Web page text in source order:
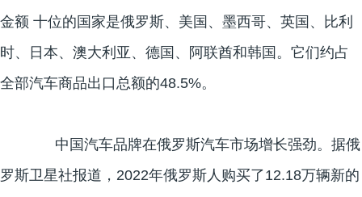
金额 十位的国家是俄罗斯、美国、墨西哥、英国、比利
时、日本、澳大利亚、德国、阿联酋和韩国。它们约占
全部汽车商品出口总额的48.5%。
中国汽车品牌在俄罗斯汽车市场增长强劲。据俄
罗斯卫星社报道，2022年俄罗斯人购买了12.18万辆新的